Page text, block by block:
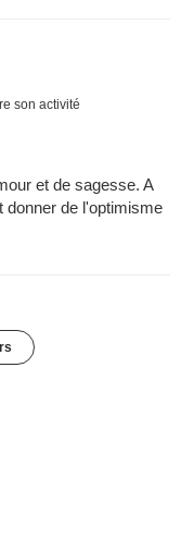
son activité
et de sagesse. A
donner de l'optimisme